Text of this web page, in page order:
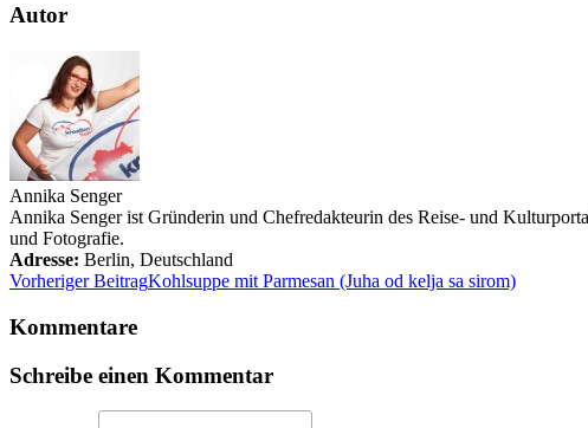
Autor
Annika Senger
Annika Senger ist Gründerin und Chefredakteurin des Reise- und
und Fotografie.
Adresse: Berlin, Deutschland
Vorheriger BeitragKohlsuppe mit Parmesan (Juha od kelja sa sirom)
Kommentare
Schreibe einen Kommentar